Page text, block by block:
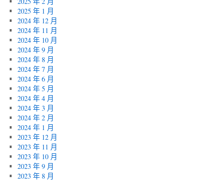
2025 年 1 月
2024 年 12 月
2024 年 11 月
2024 年 10 月
2024 年 9 月
2024 年 8 月
2024 年 7 月
2024 年 6 月
2024 年 5 月
2024 年 4 月
2024 年 3 月
2024 年 2 月
2024 年 1 月
2023 年 12 月
2023 年 11 月
2023 年 10 月
2023 年 9 月
2023 年 8 月